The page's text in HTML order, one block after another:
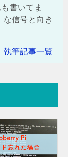
書いてま
な信号と向き
執筆記事一覧